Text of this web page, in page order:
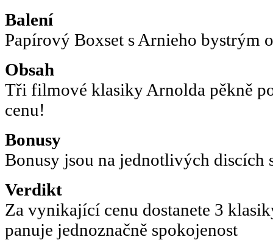
Balení
Papírový Boxset s Arnieho bystrým
Obsah
Tři filmové klasiky Arnolda pěkně
cenu!
Bonusy
Bonusy jsou na jednotlivých discích
Verdikt
Za vynikající cenu dostanete 3
panuje jednoznačně spokojenost